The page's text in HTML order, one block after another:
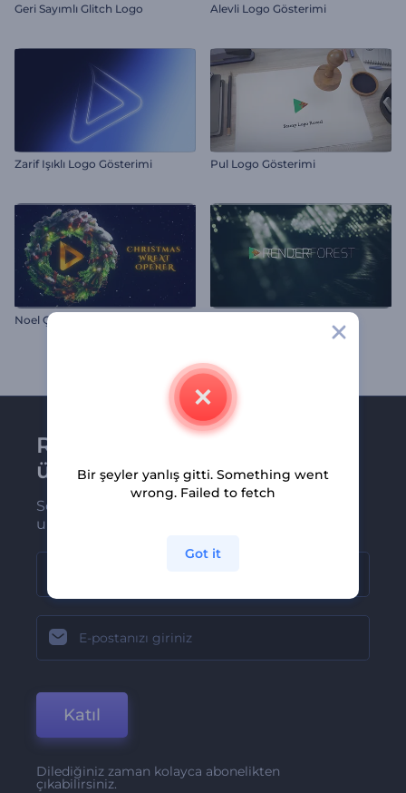
Geri Sayımlı Glitch Logo Alevli Logo Gösterimi
Zarif Işıklı Logo Gösterimi Pul Logo Gösterimi
Noel Çelengi Giriş Videosu
Renderforest bültenine
üye olun
Son haber ve tekliflerimiz ilk olarak size
ulaşsın
Katıl
Dilediğiniz zaman kolayca abonelikten
çıkabilirsiniz.
Bir şeyler yanlış gitti. Something went
wrong. Failed to fetch
Got it